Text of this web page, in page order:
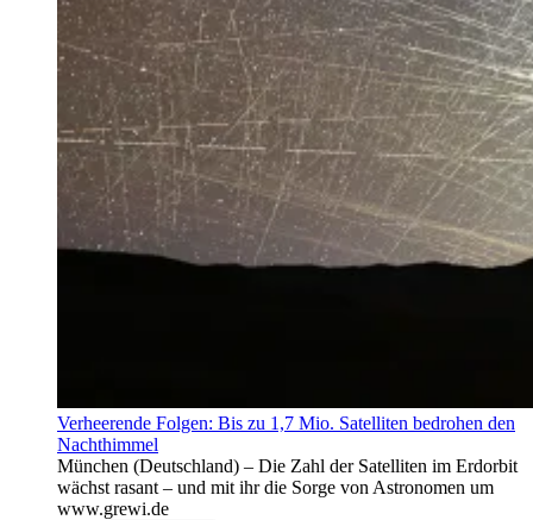
Verheerende Folgen: Bis zu 1,7 Mio. Satelliten bedrohen den
Nachthimmel
München (Deutschland) – Die Zahl der Satelliten im Erdorbit
wächst rasant – und mit ihr die Sorge von Astronomen um
www.grewi.de